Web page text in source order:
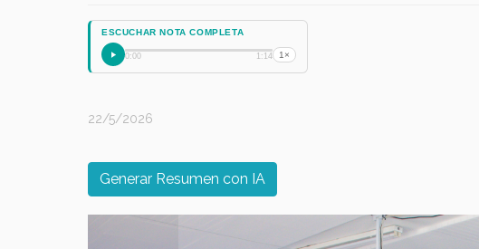
ESCUCHAR NOTA COMPLETA
0:00 1:14 1×
22/5/2026
Generar Resumen con IA